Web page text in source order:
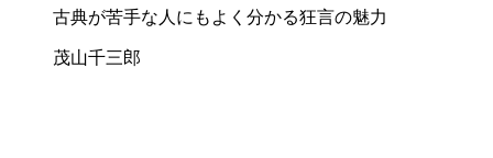
古典が苦手な人にもよく分かる狂言の魅力
茂山千三郎